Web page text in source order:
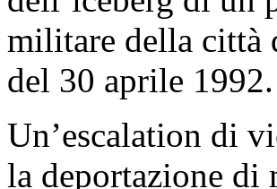
militare della città
del 30 aprile 1992.
Un’escalation di
la deportazione